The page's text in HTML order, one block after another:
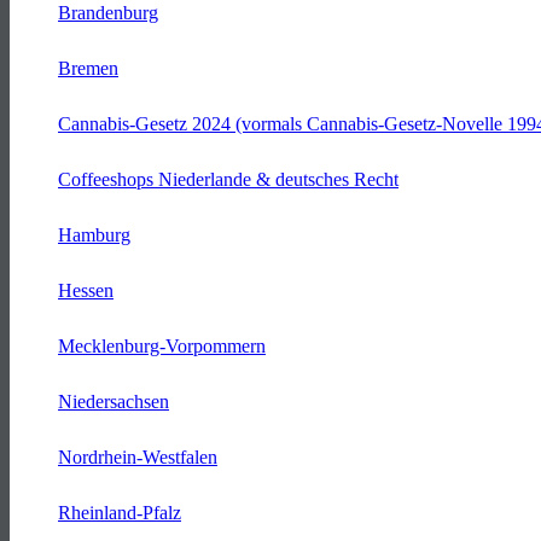
Brandenburg
Bremen
Cannabis-Gesetz 2024 (vormals Cannabis-Gesetz-Novelle
Coffeeshops Niederlande & deutsches Recht
Hamburg
Hessen
Mecklenburg-Vorpommern
Niedersachsen
Nordrhein-Westfalen
Rheinland-Pfalz